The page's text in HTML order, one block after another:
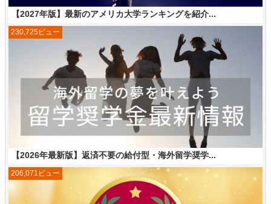
【2027年版】最新のアメリカ大学ランキングを紹介...
【2026年最新版】返済不要の給付型・海外留学奨学...
230,725ビュー
206,071ビュー